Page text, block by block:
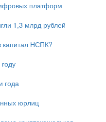
платформ
1,3 млрд рублей
капитал НСПК?
года
юрлиц